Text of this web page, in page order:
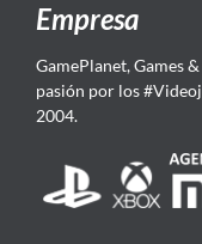
Empresa
GamePlanet, Games
pasión por los
2004.